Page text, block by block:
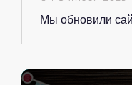
Мы обновили